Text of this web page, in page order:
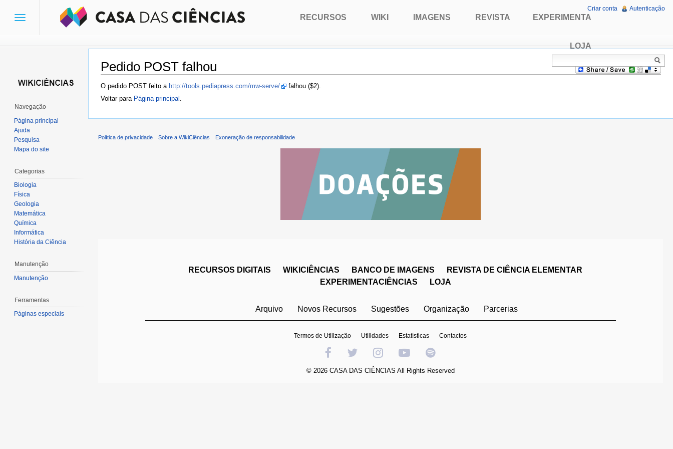
Pedido POST falhou
Ir para:navegação,pesquisa
O pedido POST feito a http://tools.pediapress.com/mw-serve/
falhou ($2).
Voltar para Página principal
Toggle
RECURSOS WIKI IMAGENS REVISTA EXPERIMENTA
LOJA
Criar conta Autenticação
Navegação
Página principal
Ajuda
Pesquisa
Mapa do site
Categorias
Biologia
Física
Geologia
Matemática
Química
Informática
História da Ciência
Manutenção
Manutenção
Ferramentas
Páginas especiais
Política de privacidade Sobre a WikiCiências Exoneração de responsabilidade
RECURSOS DIGITAIS WIKICIÊNCIAS BANCO DE IMAGENS
REVISTA DE CIÊNCIA ELEMENTAR
EXPERIMENTACIÊNCIAS
LOJA
Arquivo Novos Recursos Sugestões Organização Parcerias
Termos de Utilização Utilidades Estatísticas Contactos
© 2026 CASA DAS CIÊNCIAS All Rights Reserved